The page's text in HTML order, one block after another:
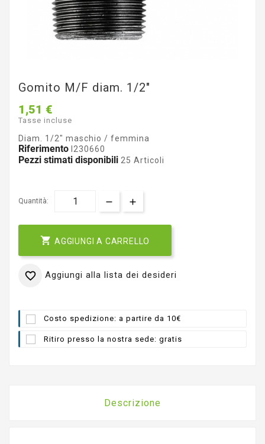
Gomito M/F diam. 1/2"
1,51 €
Tasse incluse
Diam. 1/2" maschio / femmina
Riferimento I230660
Pezzi stimati disponibili 25 Articoli
Quantità:
 AGGIUNGI A CARRELLO
 Aggiungi alla lista dei desideri
Costo spedizione: a partire da 10€
Ritiro presso la nostra sede: gratis
Descrizione